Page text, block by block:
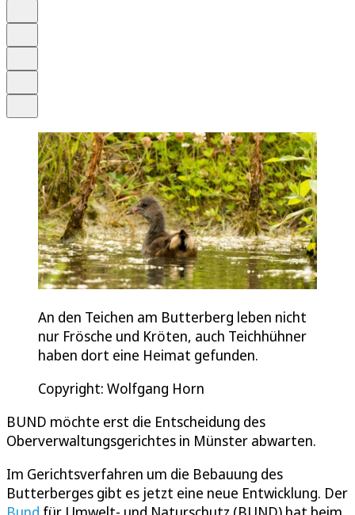
An den Teichen am Butterberg leben nicht
nur Frösche und Kröten, auch Teichhühner
haben dort eine Heimat gefunden.
Copyright: Wolfgang Horn
BUND möchte erst die Entscheidung des
Oberverwaltungsgerichtes in Münster abwarten.
Im Gerichtsverfahren um die Bebauung des
Butterberges gibt es jetzt eine neue Entwicklung. Der